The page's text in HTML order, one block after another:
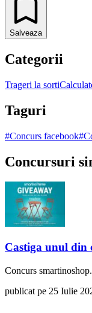
Salveaza
Categorii
Trageri la sorti
Taguri
#Concurs facebook#
Concursuri
Castiga unul din
Concurs
publicat pe 25 Iulie